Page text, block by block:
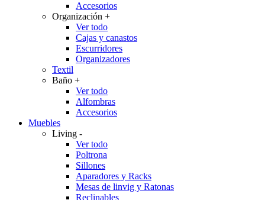
Accesorios
Organización +
Ver todo
Cajas y canastos
Escurridores
Organizadores
Textil
Baño +
Ver todo
Alfombras
Accesorios
Muebles
Living -
Ver todo
Poltrona
Sillones
Aparadores y Racks
Mesas de linvig y Ratonas
Reclinables